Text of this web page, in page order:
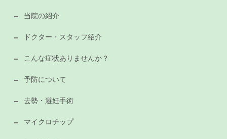
当院の紹介
ドクター・スタッフ紹介
こんな症状ありませんか？
予防について
去勢・避妊手術
マイクロチップ